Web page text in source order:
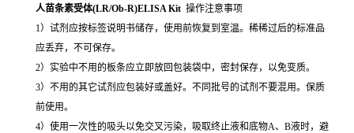
人苗条素受体(LR/Ob-R)ELISA Kit 操作注意事项
1）试剂应按标签说明书储存，使用前恢复到室温。稀稀过后的标准品
应丢弃，不可保存。
2）实验中不用的板条应立即放回包装袋中，密封保存，以免变质。
3）不用的其它试剂应包装好或盖好。不同批号的试剂不要混用。保质
前使用。
4）使用一次性的吸头以免交叉污染，吸取终止液和底物A、B液时，避